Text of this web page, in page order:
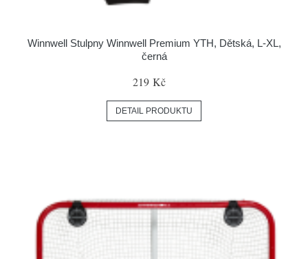
Winnwell Stulpny Winnwell Premium YTH, Dětská, L-XL,
černá
219 Kč
DETAIL PRODUKTU